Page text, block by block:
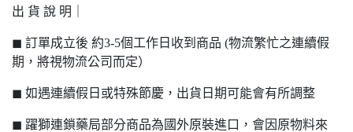
出 貨 說 明｜
◼ 訂單成立後 約3-5個工作日收到商品 (物流繁忙之連續假
期，將視物流公司而定）
◼ 如遇連續假日或特殊節慶，出貨日期可能會有所調整
◼ 躍獅連鎖藥局部分商品為國外原裝進口，會因原物料來